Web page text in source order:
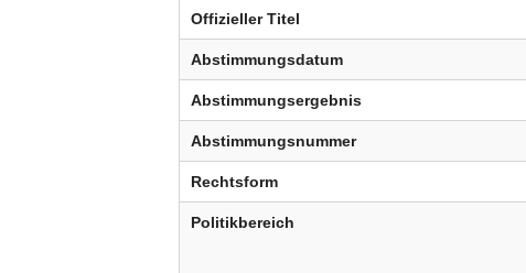
Offizieller Titel
Abstimmungsdatum
Abstimmungsergebnis
Abstimmungsnummer
Rechtsform
Politikbereich